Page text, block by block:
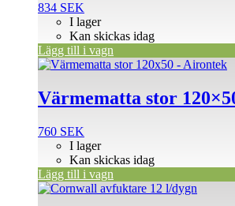
834 SEK
I lager
Kan skickas idag
Lägg till i vagn
Värmematta stor
760 SEK
I lager
Kan skickas idag
Lägg till i vagn